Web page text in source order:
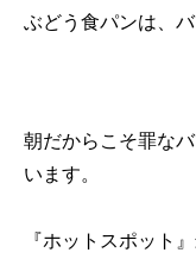
ぶどう食パンは、
朝だからこそ罪な
います。
『ホットスポット